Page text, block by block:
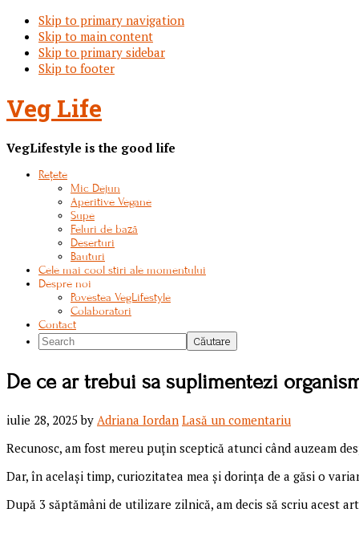
Skip to primary navigation
Skip to main content
Skip to primary sidebar
Skip to footer
Veg Life
VegLifestyle is the good life
Rețete
Mic Dejun
Aperitive Vegane
Supe
Feluri de bază
Deserturi
Bauturi
Cele mai cool stiri ale momentului
Despre noi
Povestea VegLifestyle
Colaboratori
Contact
Search
De ce ar trebui sa suplimentezi
iulie 28, 2025by Adriana Iordan Lasă un comentariu
Recunosc, am fost mereu puțin sceptică atunci când auzeam
Dar, în același timp, curiozitatea mea și dorința de a găsi o
După 3 săptămâni de utilizare zilnică, am decis să scriu acest